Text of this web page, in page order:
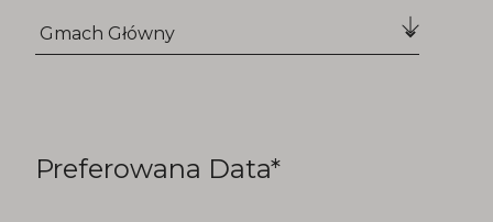
Preferowana Data*